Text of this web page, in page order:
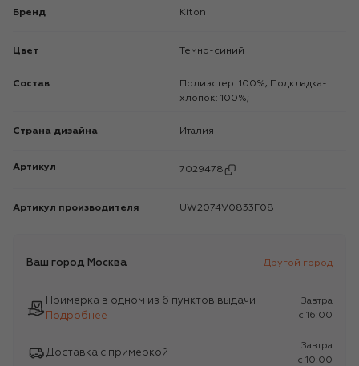
Бренд Kiton
Цвет Темно-синий
Состав
Полиэстер: 100%; Подкладка-
хлопок: 100%;
Страна дизайна Италия
Артикул 7029478
Артикул производителя UW2074V0833F08
Ваш город Москва Другой город
Примерка в одном из 6 пунктов выдачи
Подробнее
Завтра
c 16:00
Доставка с примеркой
Завтра
c 10:00